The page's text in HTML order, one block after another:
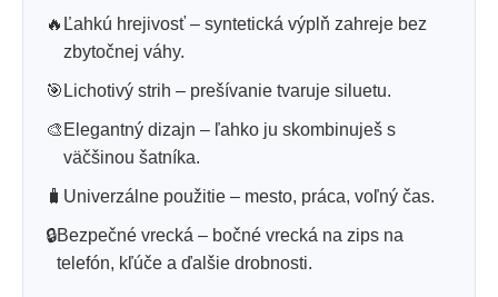
🔥 Ľahkú hrejivosť – syntetická výplň zahreje bez
zbytočnej váhy.
🎯 Lichotivý strih – prešívanie tvaruje siluetu.
🎨 Elegantný dizajn – ľahko ju skombinuješ s
väčšinou šatníka.
🧳 Univerzálne použitie – mesto, práca, voľný čas.
🔒Bezpečné vrecká – bočné vrecká na zips na
telefón, kľúče a ďalšie drobnosti.